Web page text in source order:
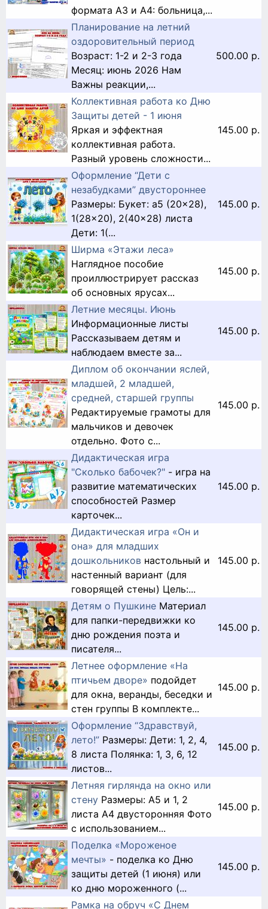
формата А3 и А4: больница,...
Планирование на летний
оздоровительный период
Возраст: 1-2 и 2-3 года
Месяц: июнь 2026 Нам
Важны реакции,...
500.00 р.
Коллективная работа ко Дню
Защиты детей - 1 июня
Яркая и эффектная
коллективная работа.
Разный уровень сложности...
145.00 р.
Оформление “Дети с
незабудками” двустороннее
Размеры: Букет: a5 (20x28),
1(28x20), 2(40x28) листа
Дети: 1(...
145.00 р.
Ширма «Этажи леса»
Наглядное пособие
проиллюстрирует рассказ
об основных ярусах...
145.00 р.
Летние месяцы. Июнь
Информационные листы
Рассказываем детям и
наблюдаем вместе за...
145.00 р.
Диплом об окончании яслей,
младшей, 2 младшей,
средней, старшей группы
Редактируемые грамоты для
мальчиков и девочек
отдельно. Фото с...
145.00 р.
Дидактическая игра
"Сколько бабочек?" - игра на
развитие математических
способностей Размер
карточек...
145.00 р.
Дидактическая игра «Он и
она» для младших
дошкольников настольный и
настенный вариант (для
говорящей стены) Цель:...
145.00 р.
Детям о Пушкине Материал
для папки-передвижки ко
дню рождения поэта и
писателя...
145.00 р.
Летнее оформление «На
птичьем дворе» подойдет
для окна, веранды, беседки и
стен группы В комплекте...
145.00 р.
Оформление “Здравствуй,
лето!” Размеры: Дети: 1, 2, 4,
8 листа Полянка: 1, 3, 6, 12
листов...
145.00 р.
Летняя гирлянда на окно или
стену Размеры: А5 и 1, 2
листа А4 двусторонняя Фото
с использованием...
145.00 р.
Поделка «Мороженое
мечты» - поделка ко Дню
защиты детей (1 июня) или
ко дню мороженного (...
145.00 р.
Рамка на обруч «С Днем